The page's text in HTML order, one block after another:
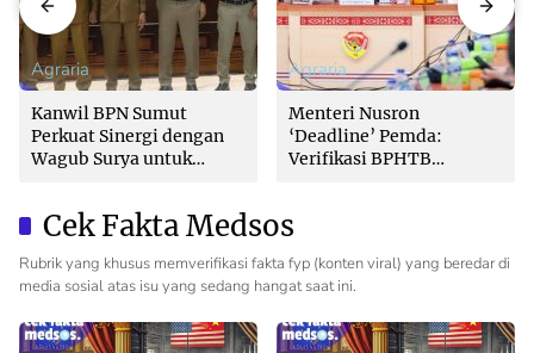
Agraria
Kanwil BPN Sumut
Perkuat Sinergi dengan
Wagub Surya untuk
Agraria
Menteri Nusron
‘Deadline’ Pemda:
Verifikasi BPHTB
Lambat!
Cek Fakta Medsos
Rubrik yang khusus memverifikasi fakta fyp (konten viral) yang beredar di
media sosial atas isu yang sedang hangat saat ini.